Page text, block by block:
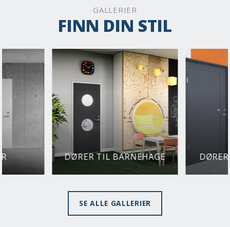
GALLERIER
FINN DIN STIL
DØRER TIL BARNEHAGE
SE ALLE GALLERIER